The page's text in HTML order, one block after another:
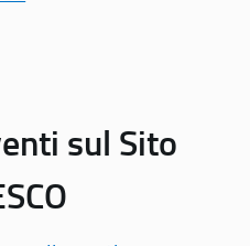
sul Sito